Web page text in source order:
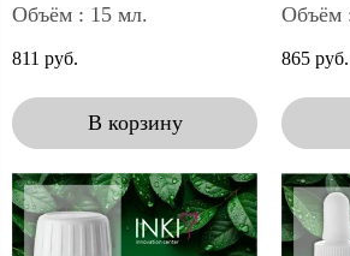
Объём : 15 мл.
811 руб.
В корзину
Объём
865 руб.